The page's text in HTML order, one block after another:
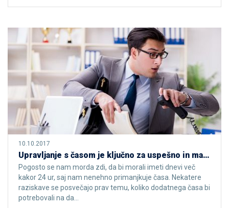
10.10.2017
Upravljanje s časom je ključno za uspešno in manj stresno življenje
Pogosto se nam morda zdi, da bi morali imeti dnevi več
kakor 24 ur, saj nam nenehno primanjkuje časa. Nekatere
raziskave se posvečajo prav temu, koliko dodatnega časa bi
potrebovali na da...